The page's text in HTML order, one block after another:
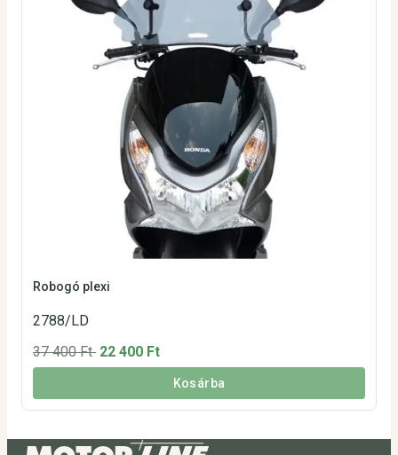
Robogó plexi
2788/LD
37 400 Ft 22 400 Ft
Kosárba